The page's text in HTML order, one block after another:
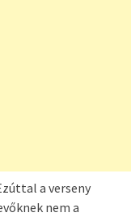
a verseny
nem a